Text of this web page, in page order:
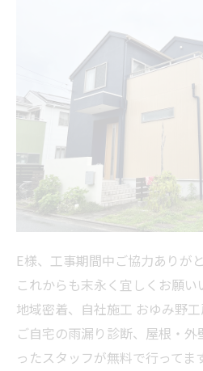
E様、工事期間中ご協力ありが
これからも末永く宜しくお願い
地域密着、自社施工 おゆみ野
ご自宅の雨漏り診断、屋根・
ったスタッフが無料で行ってま